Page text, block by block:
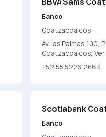
Banco
Coatzacoalcos
Av. las Palmas 100,
Coatzacoalcos,
+52 55 5226 2663
Scotiabank
Banco